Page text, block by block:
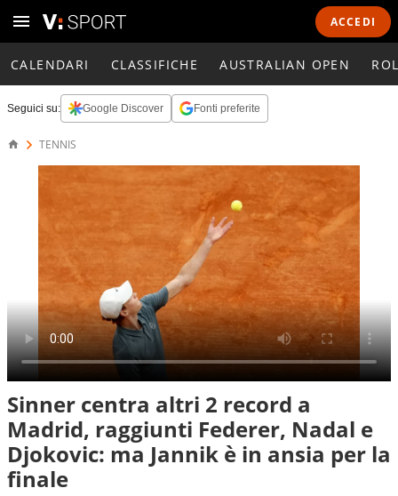
ACCEDI
CALENDARI CLASSIFICHE AUSTRALIAN OPEN
Seguici su: Google Discover Fonti preferite
TENNIS
Sinner centra altri 2 record a
Madrid, raggiunti Federer, Nadal e
Djokovic: ma Jannik è in ansia per la
finale